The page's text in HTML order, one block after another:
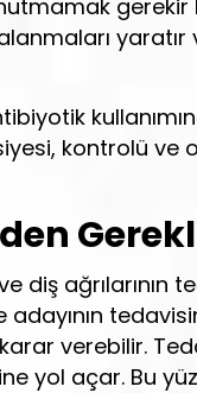
gerekir
yaratır
kontrolü ve
diş ağrılarının
verebilir.
yol açar. Bu